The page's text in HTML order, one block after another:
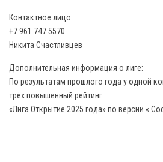
Контактное лицо:
+7 961 747 5570
Никита Счастливцев
Дополнительная информация о лиге:
По результатам прошлого года у одной
трёх повышенный рейтинг
«Лига Открытие 2025 года» по версии «